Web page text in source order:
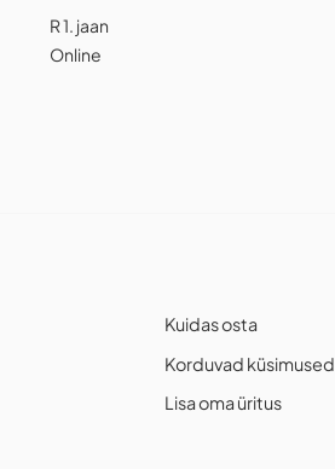
R 1. jaan
Online
Kuidas osta
Korduvad küsimused
Lisa oma üritus